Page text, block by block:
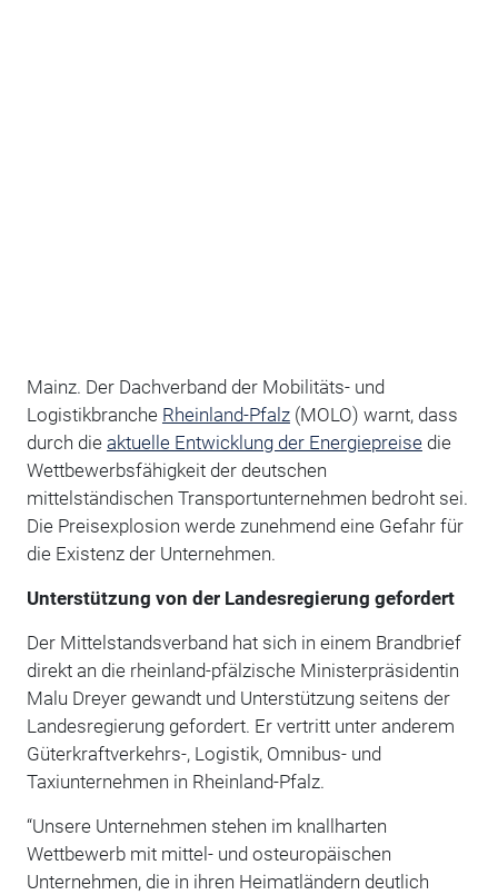
Mainz. Der Dachverband der Mobilitäts- und
Logistikbranche Rheinland-Pfalz(MOLO) warnt, dass
durch die aktuelle Entwicklung der Energiepreisedie
Wettbewerbsfähigkeit der deutschen
mittelständischen Transportunternehmen bedroht sei.
Die Preisexplosion werde zunehmend eine Gefahr für
die Existenz der Unternehmen.
Unterstützung von der Landesregierung gefordert
Der Mittelstandsverband hat sich in einem Brandbrief
direkt an die rheinland-pfälzische Ministerpräsidentin
Malu Dreyer gewandt und Unterstützung seitens der
Landesregierung gefordert. Er vertritt unter anderem
Güterkraftverkehrs-, Logistik, Omnibus- und
Taxiunternehmen in Rheinland-Pfalz.
“Unsere Unternehmen stehen im knallharten
Wettbewerb mit mittel- und osteuropäischen
Unternehmen, die in ihren Heimatländern deutlich